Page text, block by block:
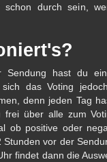
schon durch sein,
Sendung hast du
sich das Voting
denn jeden Tag
über alle zum
ob positive oder
Stunden vor der
findet dann die